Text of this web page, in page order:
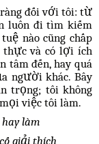
đối với tôi: từ
luôn đi tìm kiếm
nào cũng chấp
và có lợi ích
tâm đến, hay quá
người khác. Bây
trọng; tôi không
việc tôi làm.
làm
giải thích